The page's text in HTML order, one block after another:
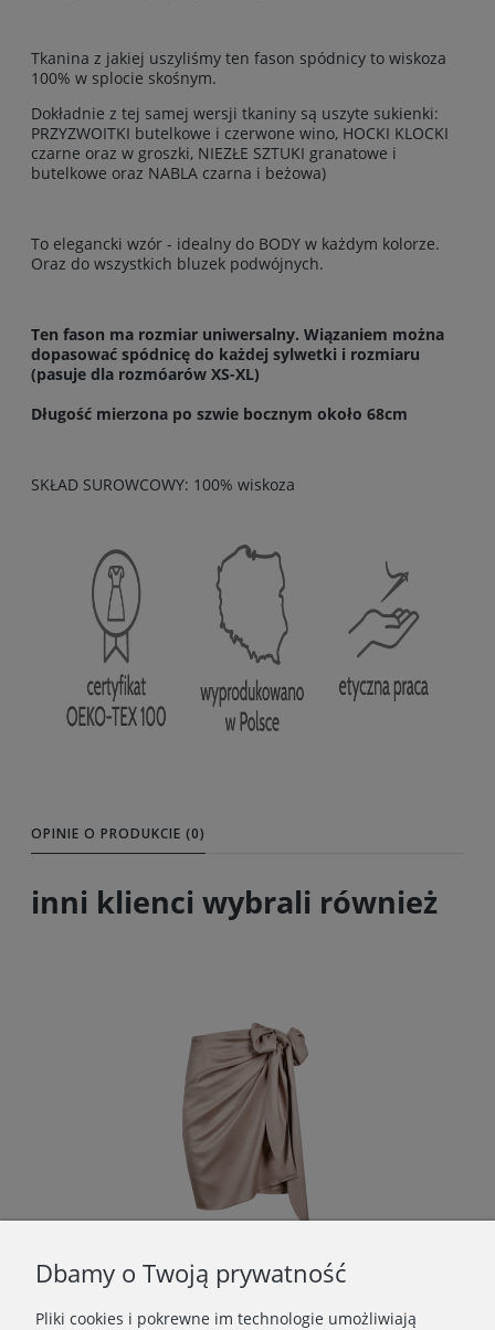
Tkanina z jakiej uszyliśmy ten fason spódnicy to wiskoza
100% w splocie skośnym.
Dokładnie z tej samej wersji tkaniny są uszyte sukienki:
PRZYZWOITKI butelkowe i czerwone wino, HOCKI KLOCKI
czarne oraz w groszki, NIEZŁE SZTUKI granatowe i
butelkowe oraz NABLA czarna i beżowa)
To elegancki wzór - idealny do BODY w każdym kolorze.
Oraz do wszystkich bluzek podwójnych.
Ten fason ma rozmiar uniwersalny. Wiązaniem można
dopasować spódnicę do każdej sylwetki i rozmiaru
(pasuje dla rozmóarów XS-XL)
Długość mierzona po szwie bocznym około 68cm
SKŁAD SUROWCOWY: 100% wiskoza
OPINIE O PRODUKCIE (0)
inni klienci wybrali również
Dbamy o Twoją prywatność
Pliki cookies i pokrewne im technologie umożliwiają